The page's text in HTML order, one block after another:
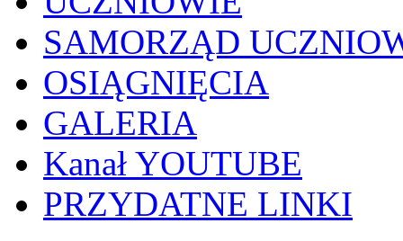
SAMORZĄD
OSIĄGNIĘCIA
GALERIA
Kanał YOUTUBE
PRZYDATNE LINKI